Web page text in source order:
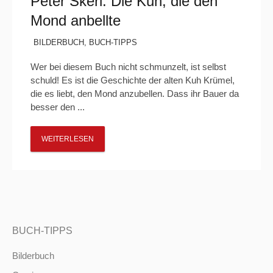
Mond anbellte
BILDERBUCH , BUCH-TIPPS
Wer bei diesem Buch nicht schmunzelt, ist selbst
schuld! Es ist die Geschichte der alten Kuh Krümel,
die es liebt, den Mond anzubellen. Dass ihr Bauer da
besser den ...
WEITERLESEN
BUCH-TIPPS
Bilderbuch